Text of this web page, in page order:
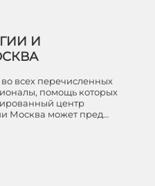
И
всех перечисленных
помощь которых
центр
Москва может пред…